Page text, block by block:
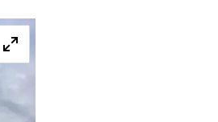
Förstora bilden